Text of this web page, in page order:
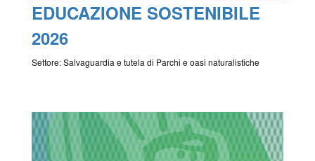
EDUCAZIONE SOSTENIBILE
2026
Settore: Salvaguardia e tutela di Parchi e oasi naturalistiche